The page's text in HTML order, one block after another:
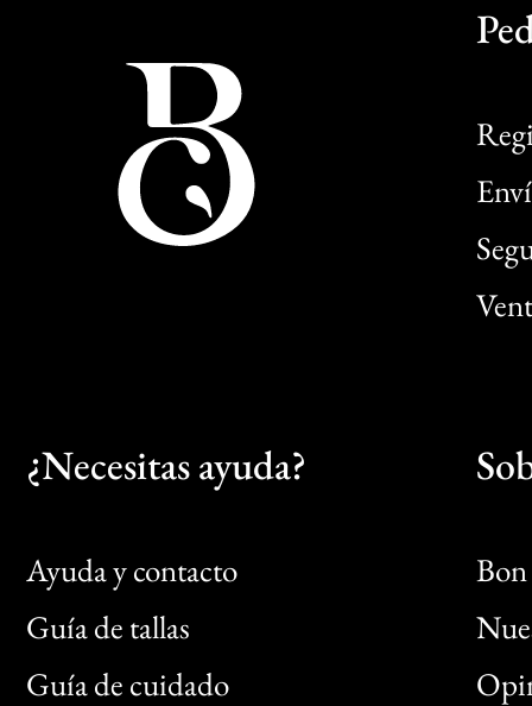
¿Necesitas ayuda?
Ayuda y contacto
Guía de tallas
Guía de cuidado
Bon